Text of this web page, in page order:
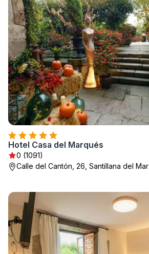
Hotel Casa del Marqués
0 (1091)
Calle del Cantón, 26, Santillana del Mar